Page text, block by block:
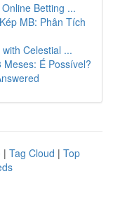
Betting ...
MB: Phân Tích
Celestial ...
É Possível?
| Tag Cloud | Top